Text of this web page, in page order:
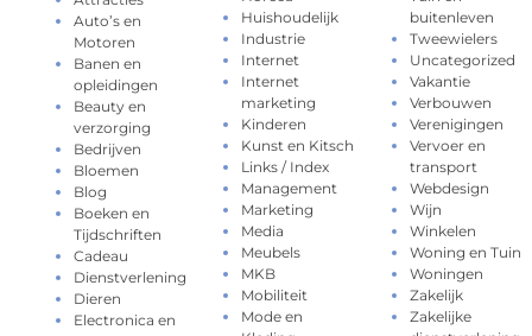
Auto’s en
Motoren
Banen en
opleidingen
Beauty en
verzorging
Bedrijven
Bloemen
Blog
Boeken en
Tijdschriften
Cadeau
Dienstverlening
Dieren
Electronica en
Huishoudelijk
Industrie
Internet
Internet
marketing
Kinderen
Kunst en Kitsch
Links / Index
Management
Marketing
Media
Meubels
MKB
Mobiliteit
Mode en
buitenleven
Tweewielers
Uncategorized
Vakantie
Verbouwen
Verenigingen
Vervoer en
transport
Webdesign
Wijn
Winkelen
Woning en Tuin
Woningen
Zakelijk
Zakelijke